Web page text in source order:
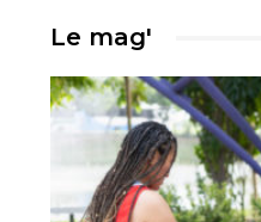
Le mag'